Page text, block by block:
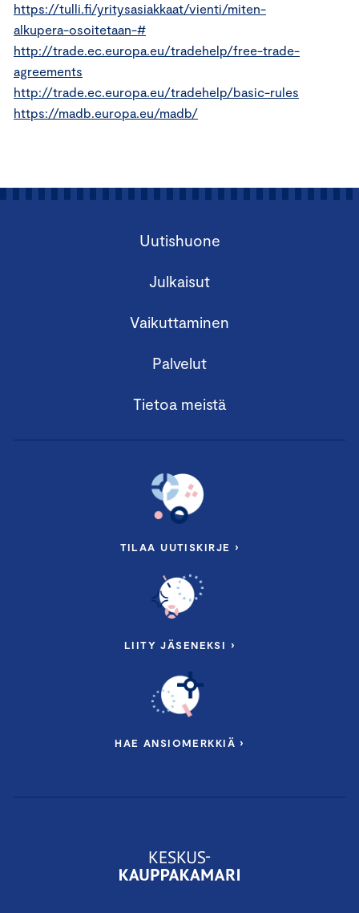
https://tulli.fi/yritysasiakkaat/vienti/miten-
alkupera-osoitetaan-#
http://trade.ec.europa.eu/tradehelp/free-trade-
agreements
http://trade.ec.europa.eu/tradehelp/basic-rules
https://madb.europa.eu/madb/
Uutishuone
Julkaisut
Vaikuttaminen
Palvelut
Tietoa meistä
TILAA UUTISKIRJE ›
LIITY JÄSENEKSI ›
HAE ANSIOMERKKIÄ ›